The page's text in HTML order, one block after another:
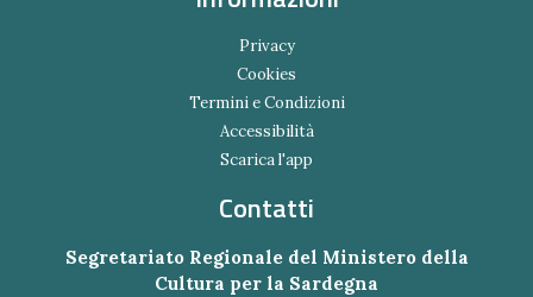
Privacy
Cookies
Termini e Condizioni
Accessibilità
Scarica l'app
Contatti
Segretariato Regionale del Ministero della
Cultura per la Sardegna